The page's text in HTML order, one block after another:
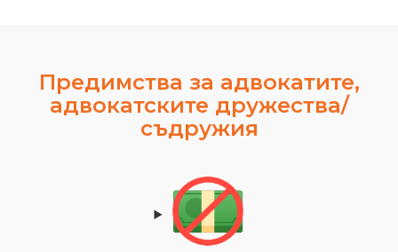
Предимства за адвокатите,
адвокатските дружества/
съдружия